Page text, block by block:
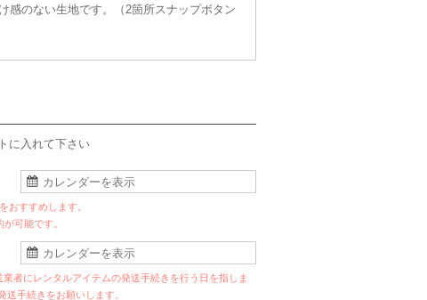
感のない生地です。（2箇所スナップボタン
に入れて下さい
おすすめします。
可能です。
者にレンタルアイテムの発送手続きを行う日を指しま
送手続きをお願いします。